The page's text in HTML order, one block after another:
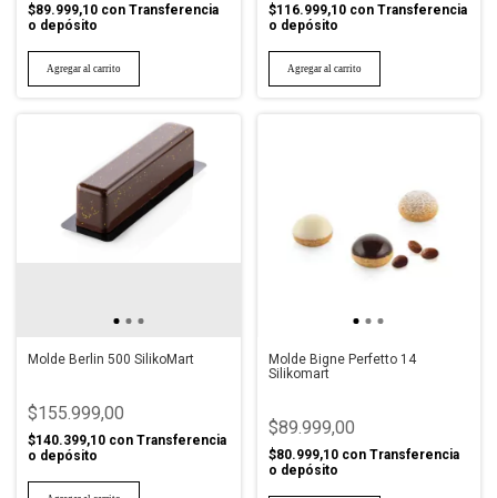
$89.999,10 con Transferencia
o depósito
$116.999,10 con Transferencia
o depósito
Molde Berlin 500 SilikoMart
$155.999,00
$140.399,10 con Transferencia
o depósito
Molde Bigne Perfetto 14
Silikomart
$89.999,00
$80.999,10 con Transferencia
o depósito